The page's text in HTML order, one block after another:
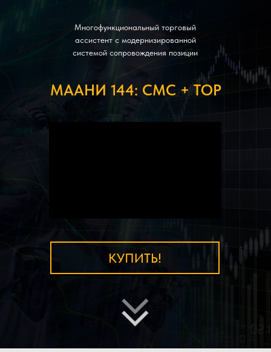
МААНИ 144: СМС + ТОР
Многофункциональный торговый
ассистент с модернизированной
системой сопровождения позиции
КУПИТЬ!